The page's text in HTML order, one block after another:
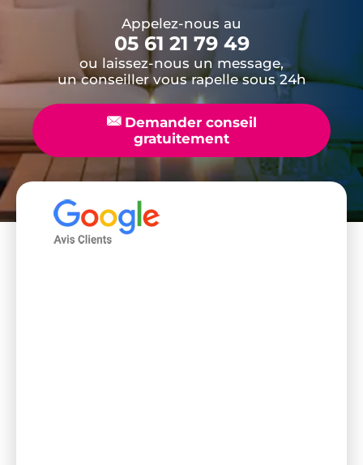
Appelez-nous au
05 61 21 79 49
ou laissez-nous un message,
un conseiller vous rapelle sous 24h
📧Demander conseil
gratuitement